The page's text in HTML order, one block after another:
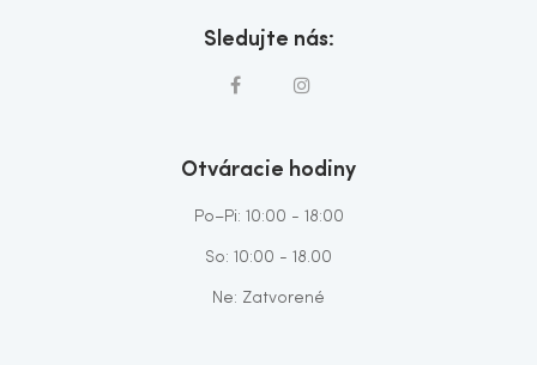
Sledujte nás:
Otváracie hodiny
Po–Pi: 10:00 - 18:00
So: 10:00 - 18.00
Ne: Zatvorené